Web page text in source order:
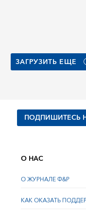
ЗАГРУЗИТЬ ЕЩЕ
ПОДПИШИТЕСЬ
О НАС
О ЖУРНАЛЕ Ф&Р
КАК ОКАЗАТЬ